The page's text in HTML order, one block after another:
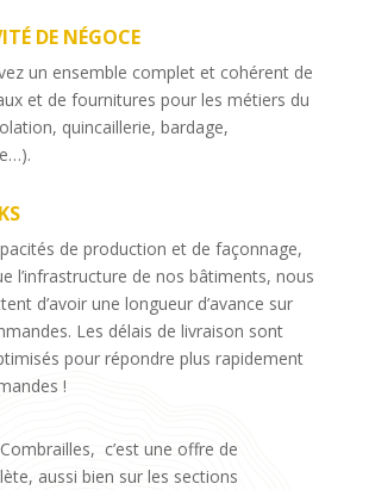
DE NÉGOCE
un ensemble complet et cohérent de
et de fournitures pour les métiers du
quincaillerie, bardage,
de production et de façonnage,
l’infrastructure de nos bâtiments, nous
d’avoir une longueur d’avance sur
Les délais de livraison sont
pour répondre plus rapidement
!
c’est une offre de
aussi bien sur les sections